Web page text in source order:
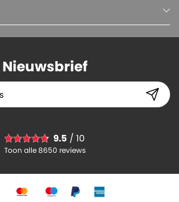
In winkelwagen
Nieuwsbrief
9.5 / 10
Toon alle 8650 reviews